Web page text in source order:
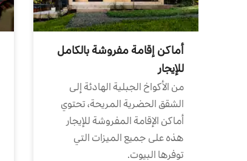
أماكن إقامة مفروشة بالكامل
للإيجار
من الأكواخ الجبلية الهادئة إلى
الشقق الحضرية المريحة، تحتوي
أماكن الإقامة المفروشة للإيجار
هذه على جميع الميزات التي
توفرها البيوت.